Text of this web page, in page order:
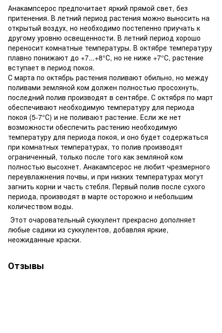
Анакампсерос предпочитает яркий прямой свет, без
притенения. В летний период растения можно выносить на
открытый воздух, но необходимо постепенно приучать к
другому уровню освещенности. В летний период хорошо
переносит комнатные температуры. В октябре температуру
плавно понижают до +7...+8°С, но не ниже +7°С, растение
вступает в период покоя.
С марта по октябрь растения поливают обильно, но между
поливами земляной ком должен полностью просохнуть,
последний полив производят в сентябре. С октября по март
обеспечивают необходимую температуру для периода
покоя (5-7°С) и не поливают растение. Если же нет
возможности обеспечить растению необходимую
температуру для периода покоя, и оно будет содержаться
при комнатных температурах, то полив производят
ограниченный, только после того как земляной ком
полностью высохнет. Анакампсерос не любит чрезмерного
переувлажнения почвы, и при низких температурах могут
загнить корни и часть стебля. Первый полив после сухого
периода, производят в марте осторожно и небольшим
количеством воды.
Этот очаровательный суккулент прекрасно дополняет
любые садики из суккулентов, добавляя яркие,
неожиданные краски.
Отзывы